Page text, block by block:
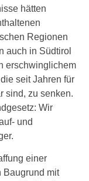
hätten
Regionen
auch in Südtirol
erschwinglichem
seit Jahren für
sind, zu senken.
Wir
und
einer
Baugrund mit